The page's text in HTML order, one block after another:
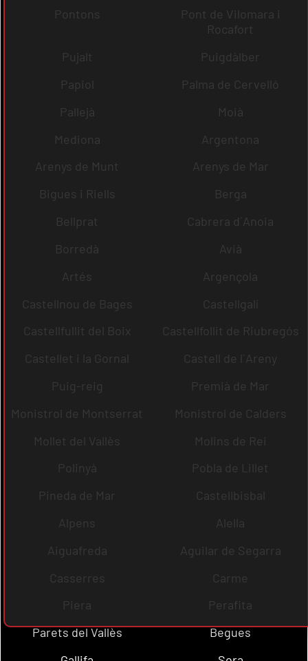
Pontons
Pont de Vilomara i
Rocafort
Pujalt
Puigdàlber
Papiol
Palma de Cervelló
Pallejà
Moià
Mediona
Argentona
Arenys de Munt
Arenys de Mar
Bigues i Riells
Berga
Bellprat
Cabrera d´Anoia
Borredà
Avià
Artés
Argençola
Castellnou de Bages
Castellgalí
Castellfullit del Boix
Castellfollit de Riubregós
Castellet i la Gornal
Castell de l´Areny
Puig-reig
Premià de Mar
Monistrol de Montserrat
Monistrol de Calders
Mollet del Vallès
Molins de Rei
Polinyà
Pobla de Lillet
Pineda de Mar
Castellbisbal
Alpens
Alella
Aiguafreda
Aguilar de Segarra
Casserres
Carme
Piera
Perafita
Parets del Vallès
Begues